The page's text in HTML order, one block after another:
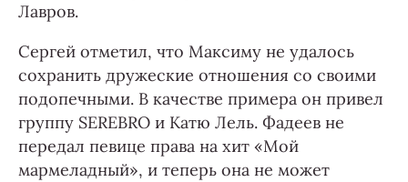
Лавров.
Сергей отметил, что Максиму не удалось
сохранить дружеские отношения со своими
подопечными. В качестве примера он привел
группу SEREBRO и Катю Лель. Фадеев не
передал певице права на хит «Мой
мармеладный», и теперь она не может